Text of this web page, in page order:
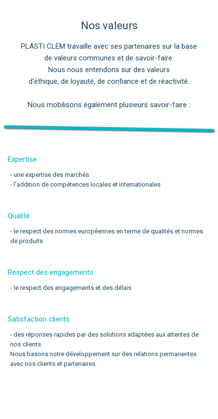
Nos valeurs
PLASTI CLEM travaille avec ses partenaires sur la base
de valeurs communes et de savoir-faire.
Nous nous entendons sur des valeurs
d'éthique, de loyauté, de confiance et de réactivité.
Nous mobilisons également plusieurs savoir-faire :
Expertise
- une expertise des marchés
- l'addition de compétences locales et internationales
Qualité
- le respect des normes européennes en terme de qualités et normes
de produits
Respect des engagements
- le respect des engagements et des délais
Satisfaction clients
- des réponses rapides par des solutions adaptées aux attentes de
nos clients.
Nous basons notre développement sur des relations permanentes
avec nos clients et partenaires.